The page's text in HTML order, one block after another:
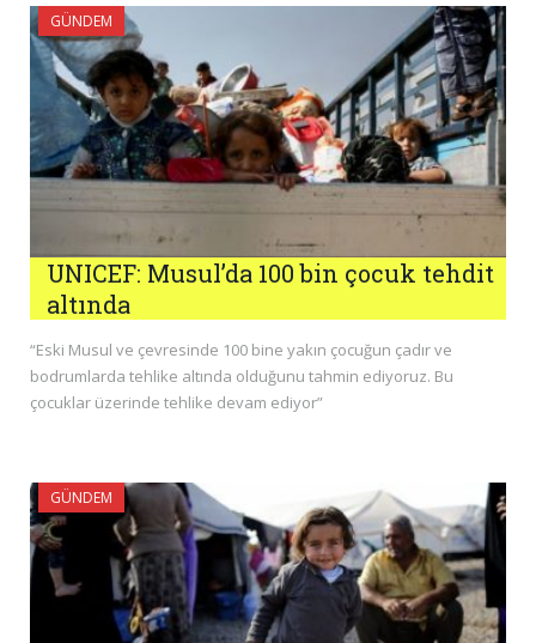
GÜNDEM
UNICEF: Musul’da 100 bin çocuk tehdit
altında
“Eski Musul ve çevresinde 100 bine yakın çocuğun çadır ve
bodrumlarda tehlike altında olduğunu tahmin ediyoruz. Bu
çocuklar üzerinde tehlike devam ediyor”
GÜNDEM